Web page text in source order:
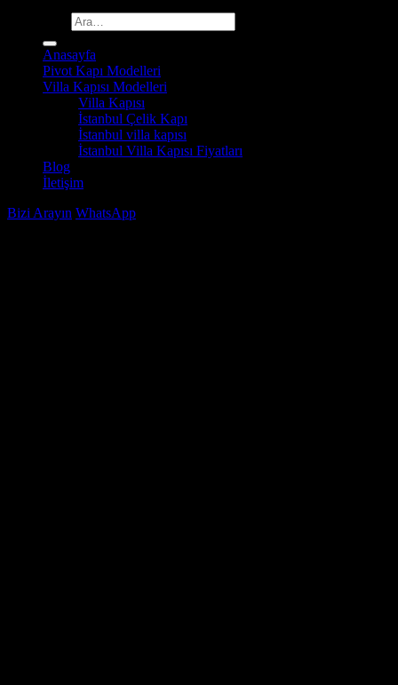
Anasayfa
Pivot Kapı Modelleri
Villa Kapısı Modelleri
Villa Kapısı
İstanbul Çelik Kapı
İstanbul villa kapısı
İstanbul Villa Kapısı Fiyatları
Blog
İletişim
Bizi Arayın WhatsApp